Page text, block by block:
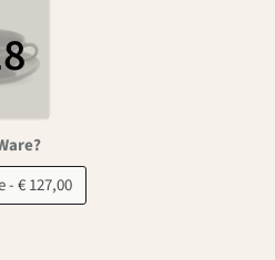
B-Ware - € 127,00